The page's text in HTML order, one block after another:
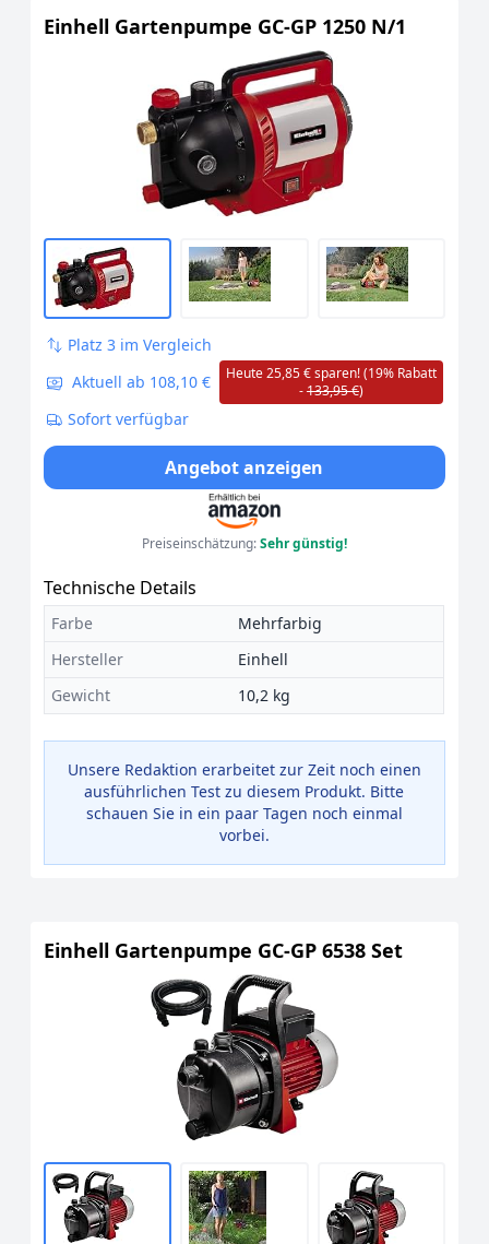
Einhell Gartenpumpe GC-GP 1250 N/1
Platz 3 im Vergleich
Aktuell ab 108,10 €
Heute 25,85 € sparen! (19% Rabatt
-133,95 €)
Sofort verfügbar
Angebot anzeigen
Preiseinschätzung:Sehr günstig!
Technische Details
Farbe
Mehrfarbig
Hersteller
Einhell
Gewicht
10,2 kg
Unsere Redaktion erarbeitet zur Zeit noch einen
ausführlichen Test zu diesem Produkt. Bitte
schauen Sie in ein paar Tagen noch einmal
vorbei.
Einhell Gartenpumpe GC-GP 6538 Set